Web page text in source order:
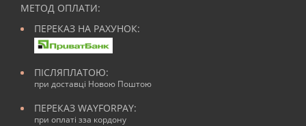
МЕТОД ОПЛАТИ:
ПЕРЕКАЗ НА РАХУНОК:
ПІСЛЯПЛАТОЮ:
при доставці Новою Поштою
ПЕРЕКАЗ WAYFORPAY:
при оплаті зза кордону